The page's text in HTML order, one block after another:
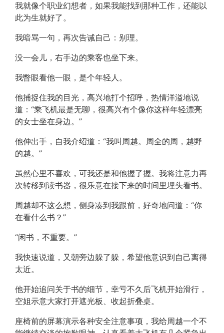
我就像个职业幻想者，如果我能找到那种工作，还能以
此为生就好了。
我暗骂一句，再次告诫自己：别理。
没一会儿，右手边的乘客也坐下来。
我瞥眼看他一眼，是个年轻人。
他捕捉住我的目光，高兴地打个招呼，热情洋溢地说
道：“乘飞机最是无聊，很高兴有个像你这样年轻漂亮
的女士坐在身边。”
他伸出手，自我介绍道：“我叫周越。周全的周，越野
的越。”
虽然心里不喜欢，可我还是和他握了握。我将注意力再
次转移到读书器，很乐意在接下来的时间里埋头看书。
周越却不这么想，侧身凑到我跟前，好奇地问道：“你
在看什么书？”
“闲书，不重要。”
我快速说道，又朝旁边躲了躲，希望他意识到自己离得
太近。
他开始追问关于书的细节，幸亏不久后飞机开始滑行，
空姐示意大家打开遮光板、收起折叠桌。
座椅前的屏幕演示各种安全注意事项，我给周越一个不